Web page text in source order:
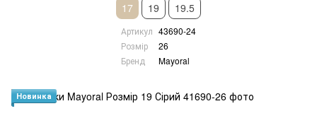
17 19 19.5
Артикул 43690-24
Розмір
26
Бренд
Mayoral
Новинка